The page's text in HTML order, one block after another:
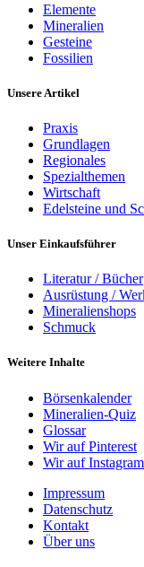
Elemente
Mineralien
Gesteine
Fossilien
Unsere Artikel
Praxis
Grundlagen
Regionales
Spezialthemen
Wirtschaft
Edelsteine und
Unser Einkaufsführer
Literatur / Bücher
Ausrüstung /
Mineralienshops
Schmuck
Weitere Inhalte
Börsenkalender
Mineralien-Quiz
Glossar
Wir auf Pinterest
Wir auf Instagram
Impressum
Datenschutz
Kontakt
Über uns